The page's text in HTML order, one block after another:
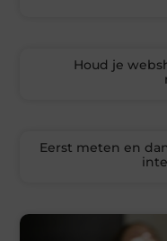
Houd je
Eerst meten en